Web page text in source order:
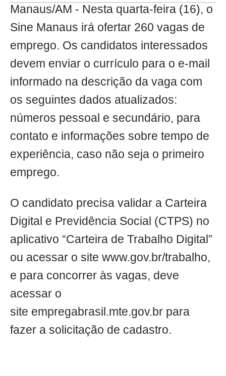
Manaus/AM - Nesta quarta-feira (16), o
Sine Manaus irá ofertar 260 vagas de
emprego. Os candidatos interessados
devem enviar o currículo para o e-mail
informado na descrição da vaga com
os seguintes dados atualizados:
números pessoal e secundário, para
contato e informações sobre tempo de
experiência, caso não seja o primeiro
emprego.
O candidato precisa validar a Carteira
Digital e Previdência Social (CTPS) no
aplicativo “Carteira de Trabalho Digital”
ou acessar o site www.gov.br/trabalho,
e para concorrer às vagas, deve
acessar o
site empregabrasil.mte.gov.br para
fazer a solicitação de cadastro.